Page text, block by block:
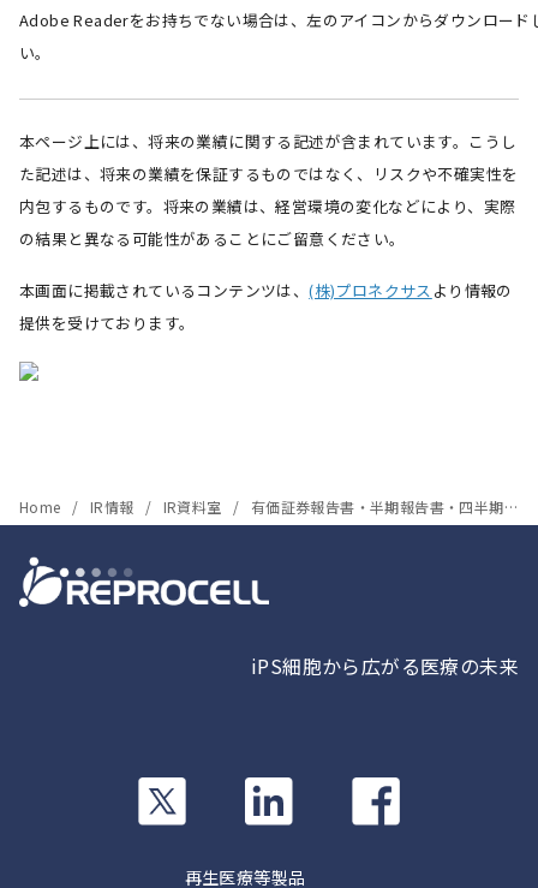
Adobe Readerをお持ちでない場合は、左のアイコンからダウンロード
い。
本ページ上には、将来の業績に関する記述が含まれています。こうし
た記述は、将来の業績を保証するものではなく、リスクや不確実性を
内包するものです。将来の業績は、経営環境の変化などにより、実際
の結果と異なる可能性があることにご留意ください。
本画面に掲載されているコンテンツは、(株)プロネクサス より情報の
提供を受けております。
Home IR情報 IR資料室 有価証券報告書・半期報告書・四半期報告書
iPS細胞から広がる医療の未来
カ
リ
ム
再生医療等製品